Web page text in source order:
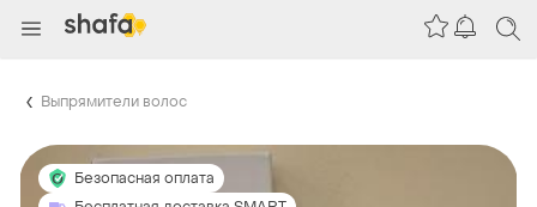
Выпрямители волос
Безопасная оплата